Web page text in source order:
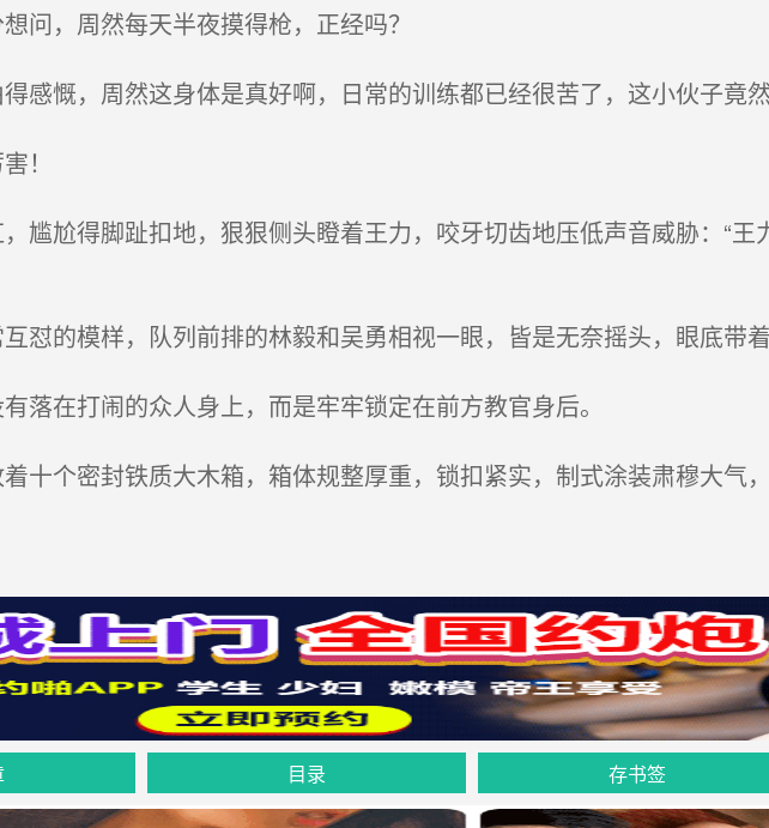
问，周然每天半夜摸得枪，正经吗？
感慨，周然这身体是真好啊，日常的训练都已经很苦了，这小伙子竟然
！
尴尬得脚趾扣地，狠狠侧头瞪着王力，咬牙切齿地压低声音威胁：“王
怼的模样，队列前排的林毅和吴勇相视一眼，皆是无奈摇头，眼底带着
落在打闹的众人身上，而是牢牢锁定在前方教官身后。
十个密封铁质大木箱，箱体规整厚重，锁扣紧实，制式涂装肃穆大气
目录 存书签